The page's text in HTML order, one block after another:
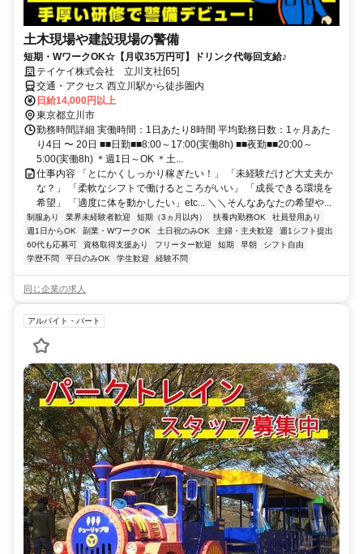
土木現場や建設現場の警備
短期・WワークOK☆【月収35万円可】ドリンク代毎回支給♪
テイケイ株式会社 立川支社[65]
交通・アクセス 西立川駅から徒歩圏内
日給14,000円以上
東京都立川市
勤務時間詳細 実働時間：1日あたり8時間 平均勤務日数：1ヶ月あた
り4日 〜 20日 ■■日勤■■8:00～17:00(実働8h) ■■夜勤■■20:00～
5:00(実働8h) ＊週1日～OK ＊土...
仕事内容 「とにかくしっかり稼ぎたい！」 「未経験だけど大丈夫か
な？」 「柔軟なシフトで働けるところがいい」 「成長できる環境を
希望」 「適度に体を動かしたい」etc... ＼＼そんなあなたの希望や...
制服あり 業界未経験者歓迎 短期（3ヵ月以内） 扶養内勤務OK
社員登用あり
週1日からOK
副業・WワークOK 土日祝のみOK 主婦・主夫歓迎
週1シフト提出
60代も応募可
資格取得支援あり フリーター歓迎 短期 早朝
シフト自由
学歴不問
平日のみOK 学生歓迎 経験不問
同じ企業の求人
アルバイト・パート